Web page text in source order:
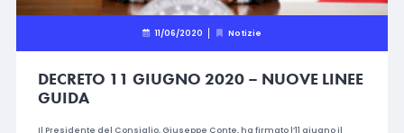
11/06/2020 Notizie
DECRETO 11 GIUGNO 2020 – NUOVE LINEE
GUIDA
Il Presidente del Consiglio, Giuseppe Conte, ha firmato l’11 giugno il